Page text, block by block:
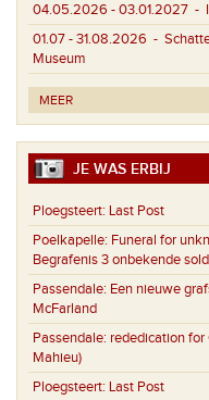
04.05.2026 - 03.01.2027 -
01.07 - 31.08.2026 -
Museum
MEER
JE WAS ERBIJ
Ploegsteert: Last Post
Poelkapelle: Funeral for
Begrafenis 3 onbekende
Passendale: Een nieuwe
McFarland
Passendale: rededication for
Mahieu)
Ploegsteert: Last Post